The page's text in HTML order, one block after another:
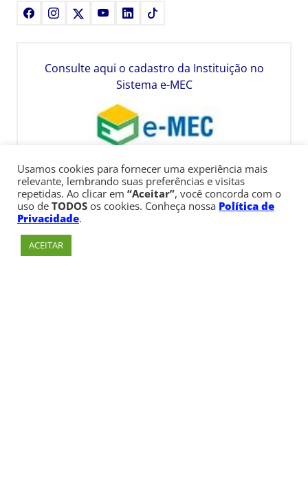
FacebookInstagram YoutubeLinkedIn
Consulte aqui o cadastro da Instituição no
Sistema e-MEC
Usamos cookies para fornecer uma experiência mais
relevante, lembrando suas preferências e visitas
repetidas. Ao clicar em “Aceitar”, você concorda com o
uso de TODOS os cookies. Conheça nossa Política de
Privacidade.
ACEITAR